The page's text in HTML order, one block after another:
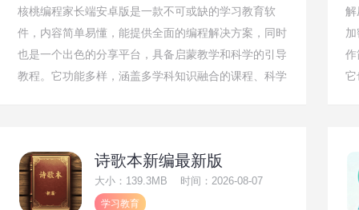
核桃编程家长端安卓版是一款不可或缺的学习教育软
件，内容简单易懂，能提供全面的编程解决方案，同时
也是一个出色的分享平台，具备启蒙教学和科学的引导
教程。它功能多样，涵盖多学科知识融合的课程、科学
解
作
它
诗歌本新编最新版
大小：139.3MB 时间：2026-08-07
学习教育